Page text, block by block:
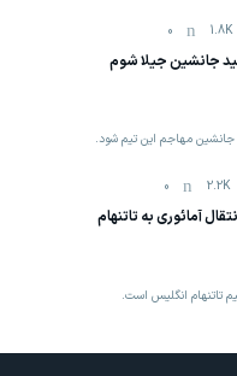
1.8K
0
جانشین جیلا شوم
جانشین مهاجم این تیم شود.
2.2K
0
آمائوری به تاتنهام
تاتنهام انگلیس است.